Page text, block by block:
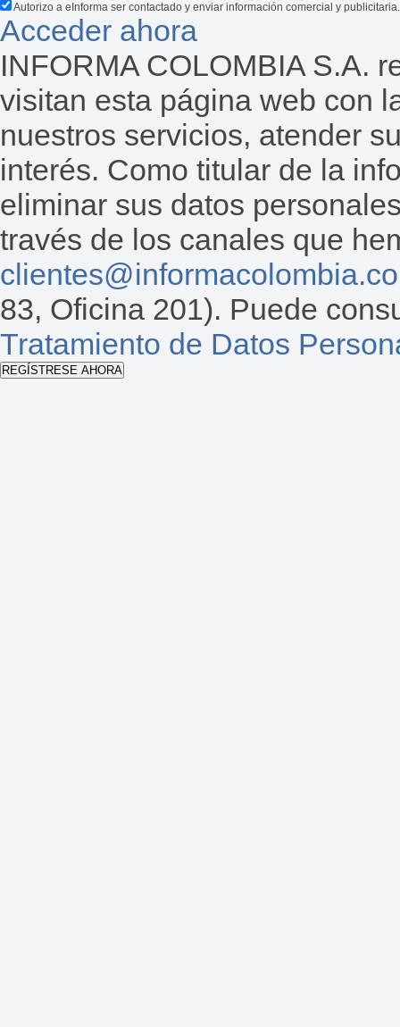
Autorizo a eInforma ser contactado y enviar información comercial y publicitaria.
Acceder ahora
INFORMA COLOMBIA S.A.
visitan esta página web con
nuestros servicios, atender
interés. Como titular de la
eliminar sus datos
través de los canales que
83, Oficina 201). Puede
Tratamiento de Datos
REGÍSTRESE AHORA